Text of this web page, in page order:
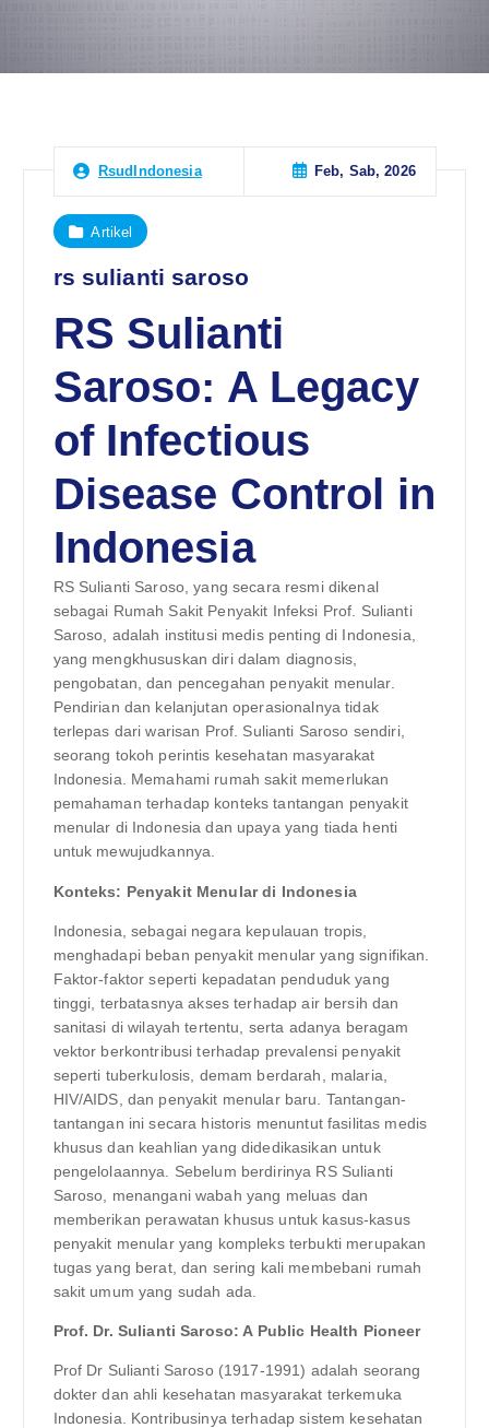
RsudIndonesia Feb, Sab, 2026
Artikel
rs sulianti saroso
RS Sulianti
Saroso: A Legacy
of Infectious
Disease Control in
Indonesia
RS Sulianti Saroso, yang secara resmi dikenal
sebagai Rumah Sakit Penyakit Infeksi Prof. Sulianti
Saroso, adalah institusi medis penting di Indonesia,
yang mengkhususkan diri dalam diagnosis,
pengobatan, dan pencegahan penyakit menular.
Pendirian dan kelanjutan operasionalnya tidak
terlepas dari warisan Prof. Sulianti Saroso sendiri,
seorang tokoh perintis kesehatan masyarakat
Indonesia. Memahami rumah sakit memerlukan
pemahaman terhadap konteks tantangan penyakit
menular di Indonesia dan upaya yang tiada henti
untuk mewujudkannya.
Konteks: Penyakit Menular di Indonesia
Indonesia, sebagai negara kepulauan tropis,
menghadapi beban penyakit menular yang signifikan.
Faktor-faktor seperti kepadatan penduduk yang
tinggi, terbatasnya akses terhadap air bersih dan
sanitasi di wilayah tertentu, serta adanya beragam
vektor berkontribusi terhadap prevalensi penyakit
seperti tuberkulosis, demam berdarah, malaria,
HIV/AIDS, dan penyakit menular baru. Tantangan-
tantangan ini secara historis menuntut fasilitas medis
khusus dan keahlian yang didedikasikan untuk
pengelolaannya. Sebelum berdirinya RS Sulianti
Saroso, menangani wabah yang meluas dan
memberikan perawatan khusus untuk kasus-kasus
penyakit menular yang kompleks terbukti merupakan
tugas yang berat, dan sering kali membebani rumah
sakit umum yang sudah ada.
Prof. Dr. Sulianti Saroso: A Public Health Pioneer
Prof Dr Sulianti Saroso (1917-1991) adalah seorang
dokter dan ahli kesehatan masyarakat terkemuka
Indonesia. Kontribusinya terhadap sistem kesehatan